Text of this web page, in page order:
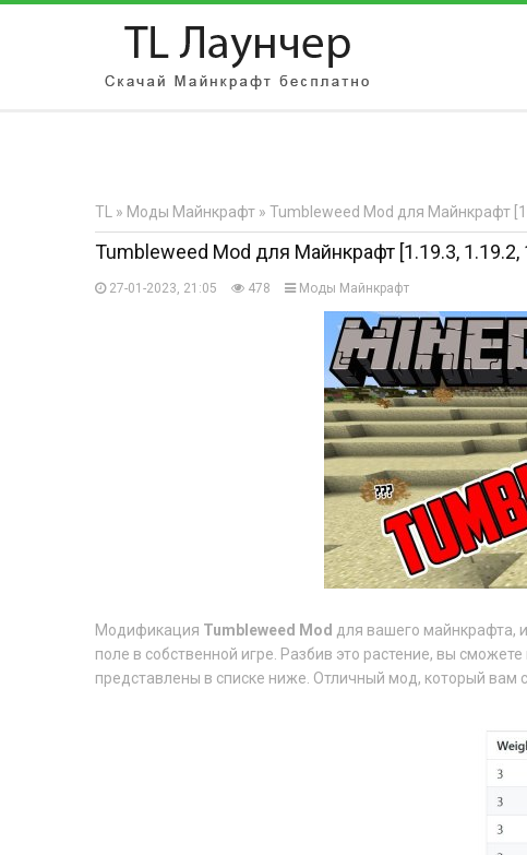
АВТОРИЗАЦИЯ НА САЙТЕ
Регистрация
TL » Моды Майнкрафт » Tumbleweed Mod для Майнкрафт
Tumbleweed Mod для Майнкрафт [1.19.3, 1.19.2,
27-01-2023, 21:05 478 Моды Майнкрафт
Модификация Tumbleweed Mod для вашего майнкрафта,
поле в собственной игре. Разбив это растение, вы
представлены в списке ниже. Отличный мод, который вам